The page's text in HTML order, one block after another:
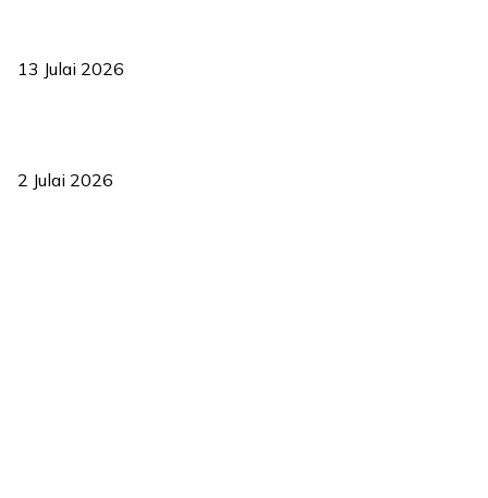
13 Julai 2026
2 Julai 2026